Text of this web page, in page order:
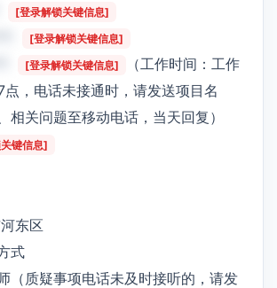
[登录解锁关键信息]
[登录解锁关键信息]
[登录解锁关键信息]
（工作时间：工作
点，电话未接通时，请发送项目名
相关问题至移动电话，当天回复）
键信息]
东区
式
（质疑事项电话未及时接听的，请发